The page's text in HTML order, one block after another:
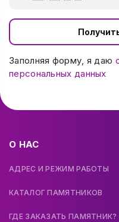
Заполняя форму, я даю
персональных данных
О НАС
АДРЕС И РЕЖИМ РАБОТЫ
КАТАЛОГ ПАМЯТНИКОВ
ГДЕ ЗАКАЗАТЬ ПАМЯТНИК?